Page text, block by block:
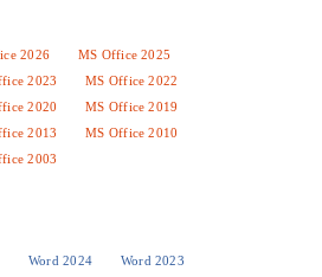
2026
MS Office 2025
2023
MS Office 2022
2020
MS Office 2019
2013
MS Office 2010
2003
Word 2024
Word 2023